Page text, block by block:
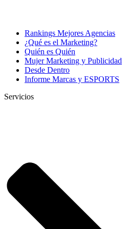
Rankings Mejores Agencias
¿Qué es el Marketing?
Quién es Quién
Mujer Marketing y Publicidad
Desde Dentro
Informe Marcas y ESPORTS
Servicios